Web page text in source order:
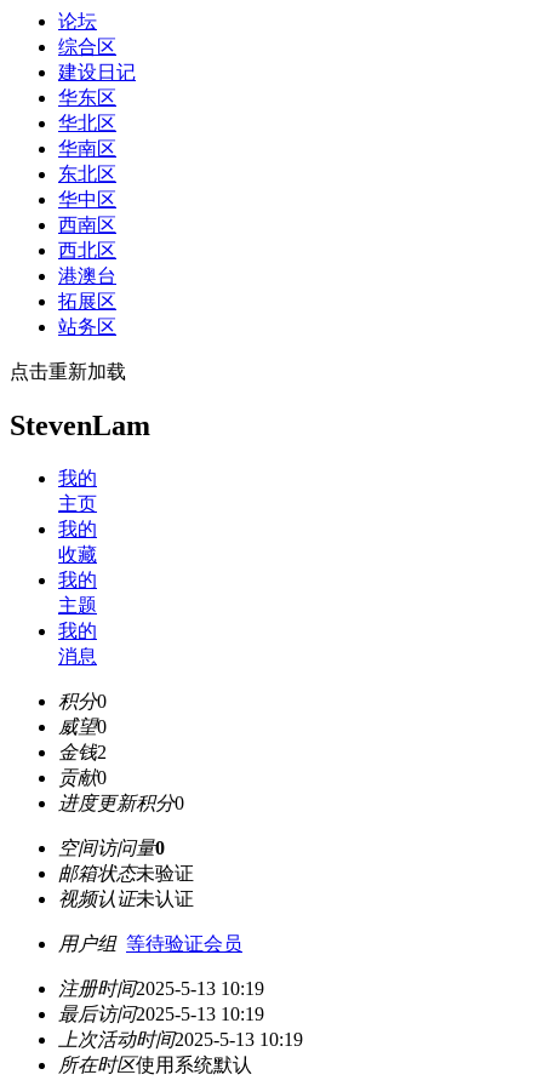
论坛
综合区
建设日记
华东区
华北区
华南区
东北区
华中区
西南区
西北区
港澳台
拓展区
站务区
点击重新加载
StevenLam
我的
主页
我的
收藏
我的
主题
我的
消息
积分0
威望0
金钱2
贡献0
进度更新积分0
空间访问量0
邮箱状态未验证
视频认证未认证
用户组 等待验证会员
注册时间2025-5-13 10:19
最后访问2025-5-13 10:19
上次活动时间2025-5-13 10:19
所在时区使用系统默认